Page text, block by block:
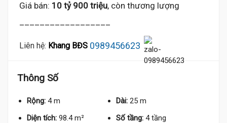
Giá bán: 10 tỷ 900 triệu, còn thương lượng
Liên hệ: Khang BĐS 0989456623
Thông Số
Rộng: 4 m Dài: 25 m
Diện tích: 98.4 m² Số tầng: 4 tầng